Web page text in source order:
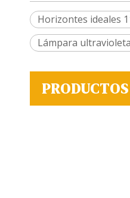
Horizontes ideales
Lámpara ultravioleta